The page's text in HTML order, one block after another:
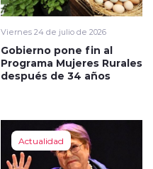
Viernes 24 de julio de 2026
Gobierno pone fin al
Programa Mujeres Rurales
después de 34 años
Actualidad